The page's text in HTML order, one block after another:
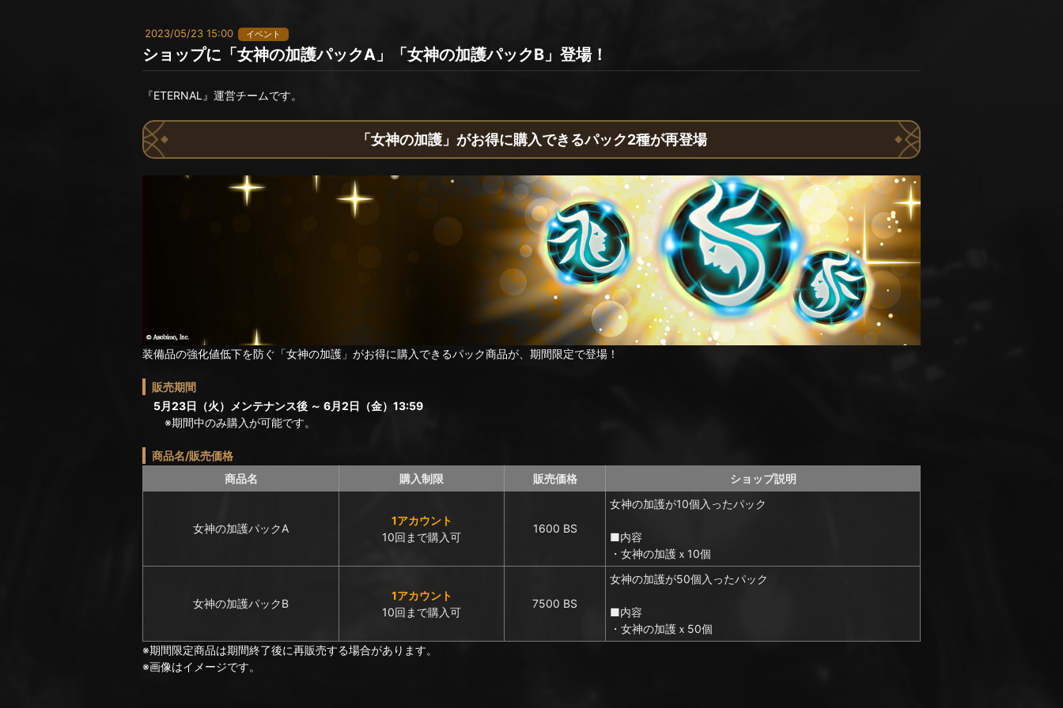
2023/05/23 15:00 イベント
ショップに「女神の加護パックA」「女神の加護パックB」登場！
『ETERNAL』運営チームです。
「女神の加護」がお得に購入できるパック2種が再登場
装備品の強化値低下を防ぐ「女神の加護」がお得に購入できるパック商品が、期間限定で登場！
販売期間
5月23日（火）メンテナンス後 ～ 6月2日（金）13:59
※期間中のみ購入が可能です。
商品名/販売価格
商品名
購入制限 販売価格 ショップ説明
女神の加護パックA
1アカウント
10回まで購入可
1600 BS
女神の加護が10個入ったパック
■内容
・女神の加護ｘ10個
女神の加護パックB
1アカウント
10回まで購入可
7500 BS
女神の加護が50個入ったパック
■内容
・女神の加護ｘ50個
※期間限定商品は期間終了後に再販売する場合があります。
※画像はイメージです。